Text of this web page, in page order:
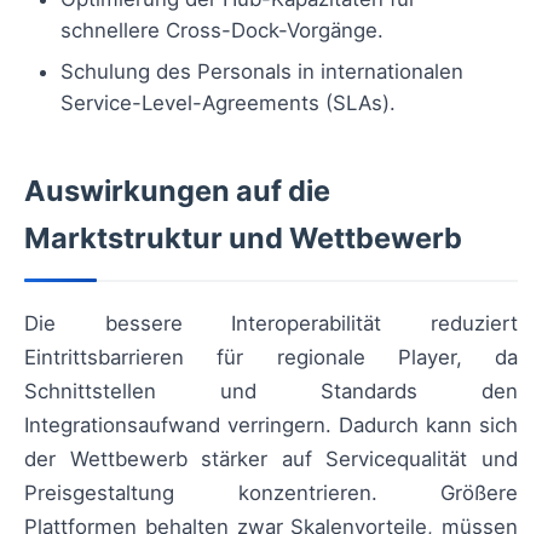
schnellere Cross-Dock-Vorgänge.
Schulung des Personals in internationalen
Service-Level-Agreements (SLAs).
Auswirkungen auf die
Marktstruktur und Wettbewerb
Die bessere Interoperabilität reduziert
Eintrittsbarrieren für regionale Player, da
Schnittstellen und Standards den
Integrationsaufwand verringern. Dadurch kann sich
der Wettbewerb stärker auf Servicequalität und
Preisgestaltung konzentrieren. Größere
Plattformen behalten zwar Skalenvorteile, müssen